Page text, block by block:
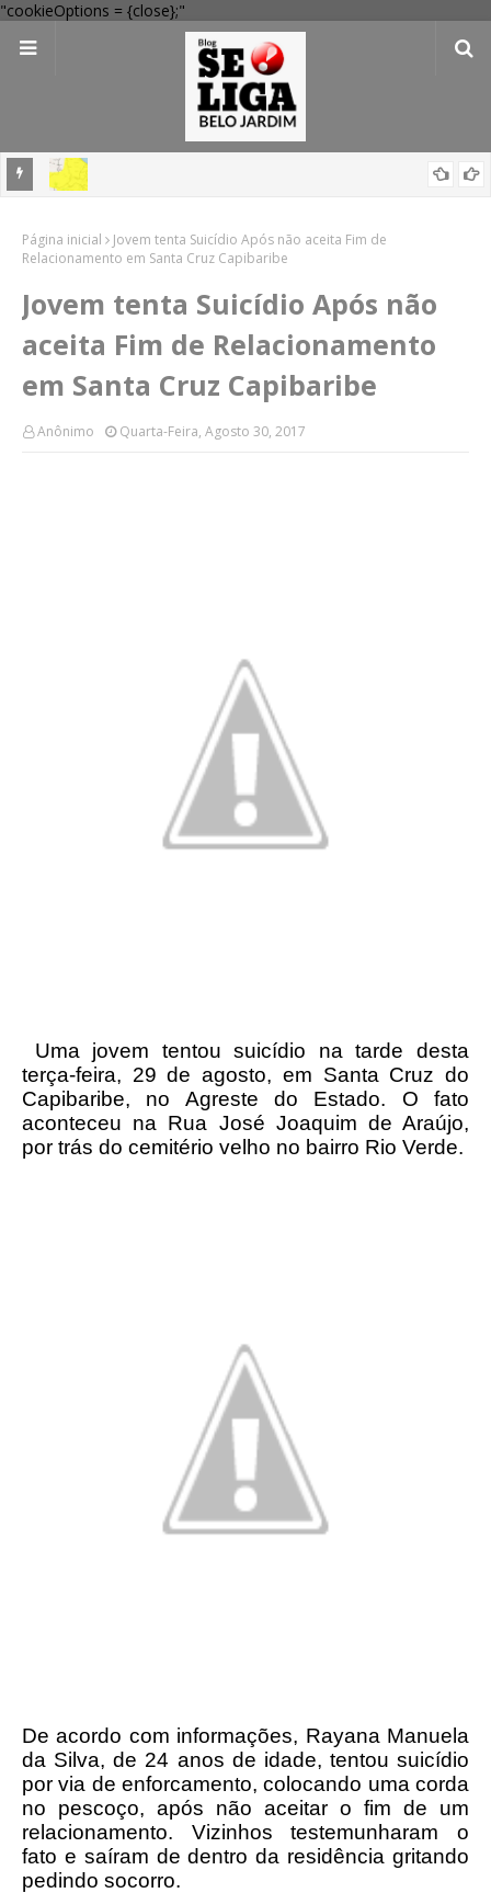
"cookieOptions = {close};"
alerta amarelo de vendaval
Página inicial
Jovem tenta Suicídio Após não aceita Fim de
Relacionamento em Santa Cruz Capibaribe
Jovem tenta Suicídio Após não
aceita Fim de Relacionamento
em Santa Cruz Capibaribe
Anônimo Quarta-Feira, Agosto 30, 2017
Uma jovem tentou suicídio na tarde desta
terça-feira, 29 de agosto, em Santa Cruz do
Capibaribe, no Agreste do Estado. O fato
aconteceu na Rua José Joaquim de Araújo,
por trás do cemitério velho no bairro Rio Verde.
De acordo com informações, Rayana Manuela
da Silva, de 24 anos de idade, tentou suicídio
por via de enforcamento, colocando uma corda
no pescoço, após não aceitar o fim de um
relacionamento. Vizinhos testemunharam o
fato e saíram de dentro da residência gritando
pedindo socorro.